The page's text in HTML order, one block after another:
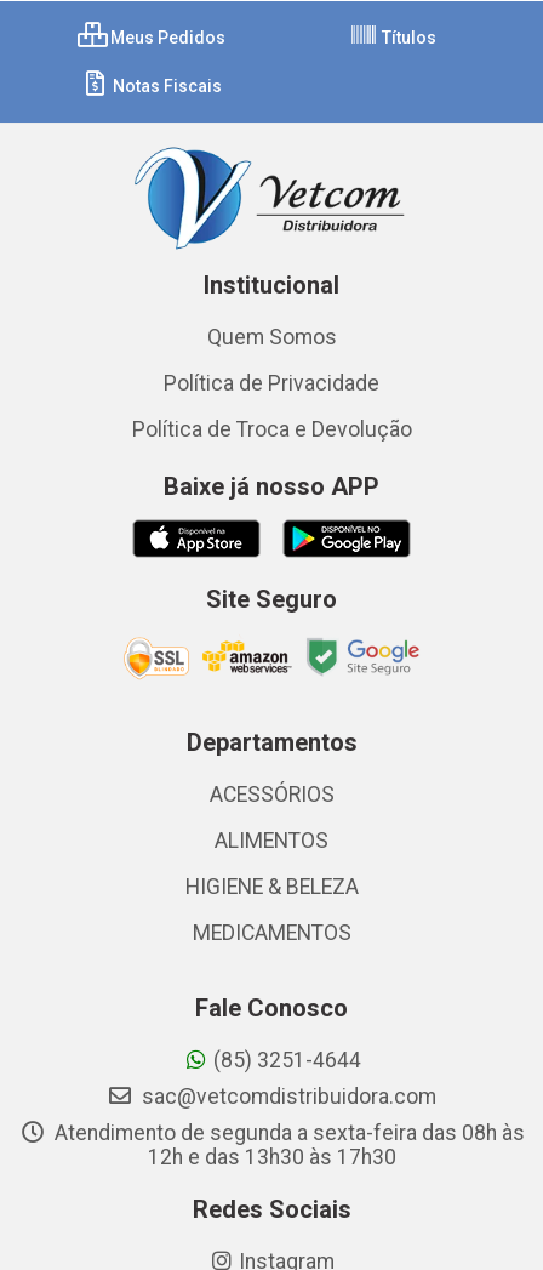
Meus Pedidos Títulos
Notas Fiscais
Institucional
Quem Somos
Política de Privacidade
Política de Troca e Devolução
Baixe já nosso APP
Site Seguro
Departamentos
ACESSÓRIOS
ALIMENTOS
HIGIENE & BELEZA
MEDICAMENTOS
Fale Conosco
(85) 3251-4644
sac@vetcomdistribuidora.com
Atendimento de segunda a sexta-feira das 08h às
12h e das 13h30 às 17h30
Redes Sociais
Instagram